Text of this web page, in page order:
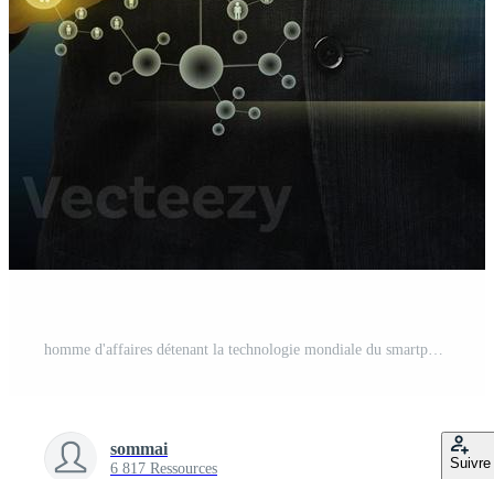
homme d'affaires détenant la technologie mondiale du smartphone et les médias sociaux Photo Pro
sommai
6 817 Ressources Suivre